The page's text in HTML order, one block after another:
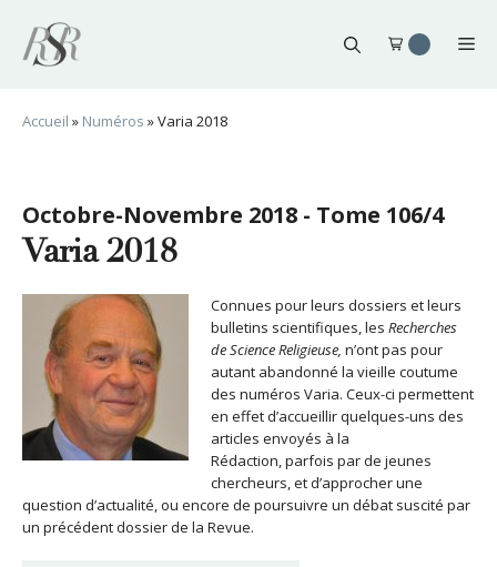
contenu
Accueil » Numéros »Varia 2018
Octobre-Novembre 2018 - Tome 106/4
Varia 2018
Connues pour leurs dossiers et leurs
bulletins scientifiques, les Recherches
de Science Religieuse, n’ont pas pour
autant abandonné la vieille coutume
des numéros Varia. Ceux-ci permettent
en effet d’accueillir quelques-uns des
articles envoyés à la
Rédaction, parfois par de jeunes
chercheurs, et d’approcher une
question d’actualité, ou encore de poursuivre un débat suscité par
un précédent dossier de la Revue.